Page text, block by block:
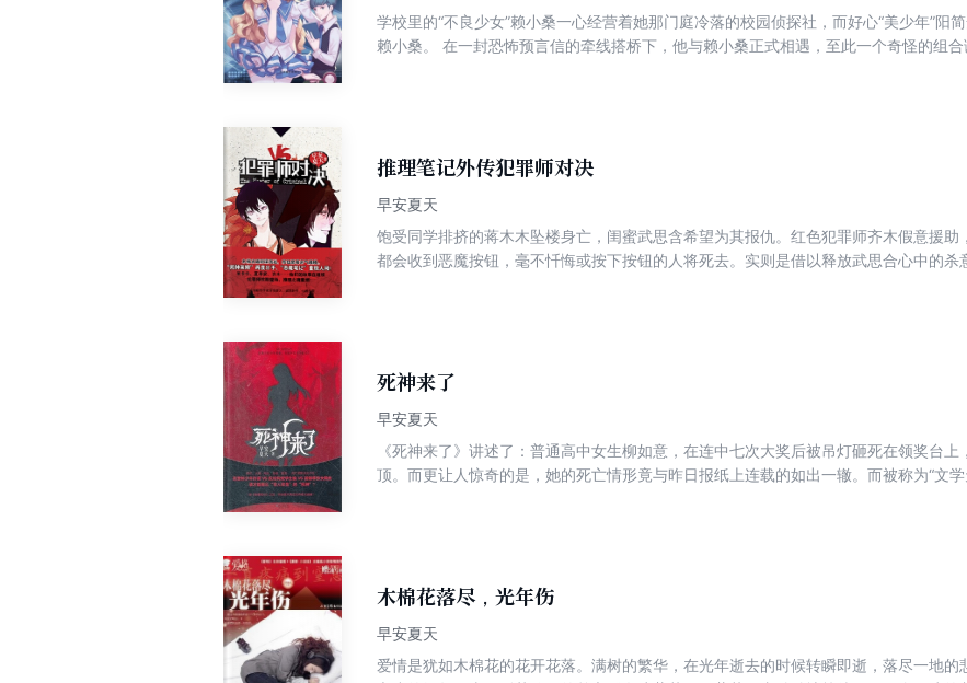
学校里的“不良少女”赖小桑一心经营着她那门庭冷落的校园侦探社，而好心“美少年”阳
赖小桑。 在一封恐怖预言信的牵线搭桥下，他与赖小桑正式相遇，至此一个奇怪的组
推理笔记外传犯罪师对决
早安夏天
饱受同学排挤的蒋木木坠楼身亡，闺蜜武思含希望为其报仇。红色犯罪师齐木假意援
都会收到恶魔按钮，毫不忏悔或按下按钮的人将死去。实则是借以释放武思合心中的杀
死神来了
早安夏天
《死神来了》讲述了：普通高中女生柳如意，在连中七次大奖后被吊灯砸死在领奖台
顶。而更让人惊奇的是，她的死亡情形竟与昨日报纸上连载的如出一辙。而被称为“文
木棉花落尽，光年伤
早安夏天
爱情是犹如木棉花的花开花落。满树的繁华，在光年逝去的时候转瞬即逝，落尽一地